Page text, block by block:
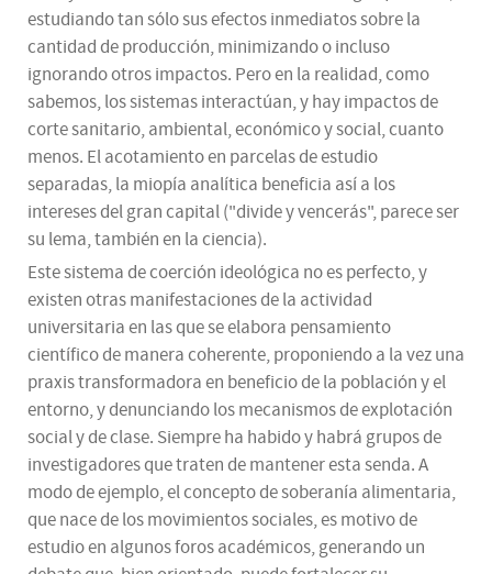
estudiando tan sólo sus efectos inmediatos sobre la
cantidad de producción, minimizando o incluso
ignorando otros impactos. Pero en la realidad, como
sabemos, los sistemas interactúan, y hay impactos de
corte sanitario, ambiental, económico y social, cuanto
menos. El acotamiento en parcelas de estudio
separadas, la miopía analítica beneficia así a los
intereses del gran capital ("divide y vencerás", parece ser
su lema, también en la ciencia).
Este sistema de coerción ideológica no es perfecto, y
existen otras manifestaciones de la actividad
universitaria en las que se elabora pensamiento
científico de manera coherente, proponiendo a la vez una
praxis transformadora en beneficio de la población y el
entorno, y denunciando los mecanismos de explotación
social y de clase. Siempre ha habido y habrá grupos de
investigadores que traten de mantener esta senda. A
modo de ejemplo, el concepto de soberanía alimentaria,
que nace de los movimientos sociales, es motivo de
estudio en algunos foros académicos, generando un